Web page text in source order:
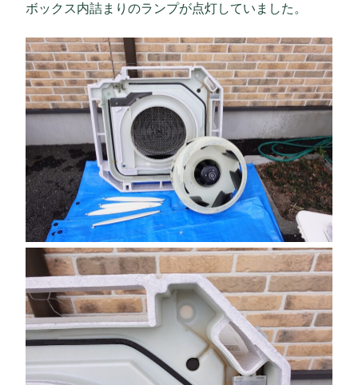
ボックス内詰まりのランプが点灯していました。